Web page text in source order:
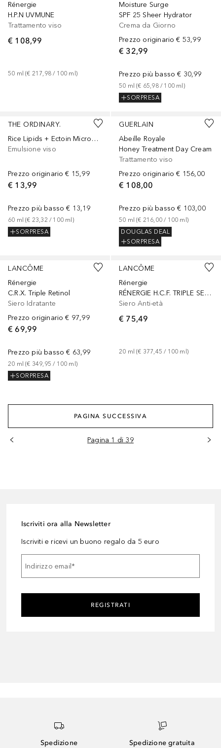
Rénergie
H.P.N UVMUNE
Trattamento viso
€ 108,99
50 ml (€ 217,98 / 100 ml )
Moisture Surge
SPF 25 Sheer Hydrator
Crema da Giorno
Prezzo originario € 53,99
€ 32,99
Prezzo più basso € 30,99
50 ml (€ 65,98 / 100 ml )
SORPRESA
THE ORDINARY.
Rice Lipids + Ectoin Microemulsion
Emulsione viso
Prezzo originario € 15,99
€ 13,99
Prezzo più basso € 13,19
60 ml (€ 23,32 / 100 ml )
SORPRESA
GUERLAIN
Abeille Royale
Honey Treatment Day Cream
Trattamento viso
Prezzo originario € 156,00
€ 108,00
Prezzo più basso € 103,00
50 ml (€ 216,00 / 100 ml )
DOUGLAS DEAL
SORPRESA
LANCÔME
Rénergie
C.R.X. Triple Retinol
Siero Idratante
Prezzo originario € 97,99
€ 69,99
Prezzo più basso € 63,99
20 ml (€ 349,95 / 100 ml )
SORPRESA
LANCÔME
Rénergie
RÉNERGIE H.C.F. TRIPLE SERUM EYE
Siero Anti-età
€ 75,49
20 ml (€ 377,45 / 100 ml )
PAGINA SUCCESSIVA
Pagina 1 di 39
Iscriviti ora alla Newsletter
Iscriviti e ricevi un buono regalo da 5 euro
Indirizzo email *
REGISTRATI
Spedizione
Spedizione gratuita